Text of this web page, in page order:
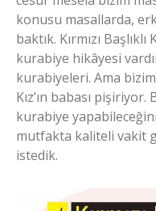
konusu masallarda,
baktık. Kırmızı
kurabiye hikâyesi
kurabiyeleri. Ama bizim
Kız’ın babası
kurabiye
mutfakta kaliteli vakit
istedik.